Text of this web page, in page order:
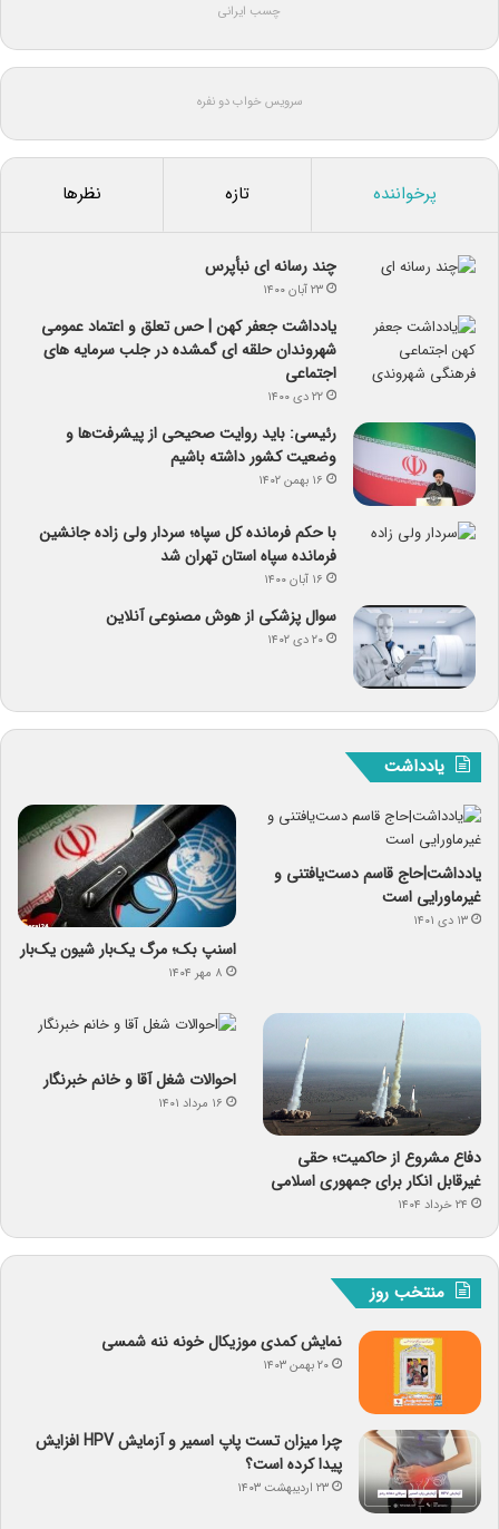
چسب ایرانی
سرویس خواب دو نفره
پرخواننده تازه نظرها
چند رسانه ای نبأپرس
۲۳ آبان ۱۴۰۰
یادداشت جعفر کهن | حس تعلق و اعتماد عمومی
شهروندان حلقه ای گمشده در جلب سرمایه های
اجتماعی
۲۲ دی ۱۴۰۰
رئیسی: باید روایت صحیحی از پیشرفت‌ها و
وضعیت کشور داشته باشیم
۱۶ بهمن ۱۴۰۲
با حکم فرمانده کل سپاه؛ سردار ولی زاده جانشین
فرمانده سپاه استان تهران شد
۱۶ آبان ۱۴۰۰
سوال پزشکی از هوش مصنوعی آنلاین
۲۰ دی ۱۴۰۲
یادداشت
یادداشت|حاج قاسم دست‌یافتنی و
غیرماورایی است
۱۳ دی ۱۴۰۱
اسنپ ‌بک؛ مرگ یک‌بار شیون یک‌بار
۸ مهر ۱۴۰۴
دفاع مشروع از حاکمیت؛ حقی
غیرقابل انکار برای جمهوری اسلامی
۲۴ خرداد ۱۴۰۴
احوالات شغل آقا و خانم خبرنگار
۱۶ مرداد ۱۴۰۱
منتخب روز
نمایش کمدی موزیکال خونه ننه شمسی
۲۰ بهمن ۱۴۰۳
چرا میزان تست پاپ اسمیر و آزمایش HPV افزایش
پیدا کرده است؟
۲۳ اردیبهشت ۱۴۰۳